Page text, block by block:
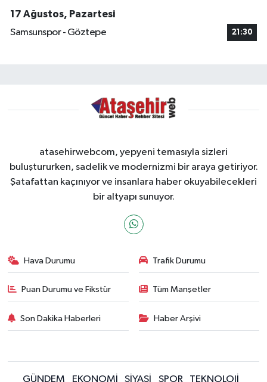
17 Ağustos, Pazartesi
Samsunspor - Göztepe
21:30
atasehirwebcom, yepyeni temasıyla sizleri
buluştururken, sadelik ve modernizmi bir araya getiriyor.
Şatafattan kaçınıyor ve insanlara haber okuyabilecekleri
bir altyapı sunuyor.
Hava Durumu Trafik Durumu
Puan Durumu ve Fikstür Tüm Manşetler
Son Dakika Haberleri Haber Arşivi
GÜNDEM EKONOMİ SİYASİ SPOR TEKNOLOJİ